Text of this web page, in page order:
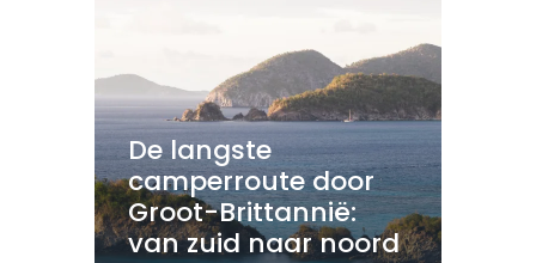
De langste
camperroute door
Groot-Brittannië:
van zuid naar noord